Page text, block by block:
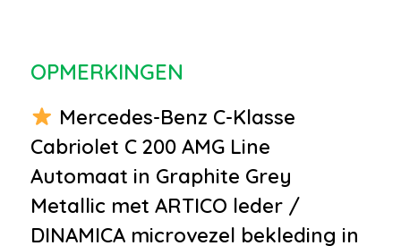
18"
• Metaalkleur
•Parkeersensor achter
•
Parkeersensor voor
•Sportonderstel
•Windscherm
OPMERKINGEN
Mercedes-Benz C-Klasse
Cabriolet C 200 AMG Line
Automaat in Graphite Grey
Metallic met ARTICO leder /
DINAMICA microvezel bekleding in